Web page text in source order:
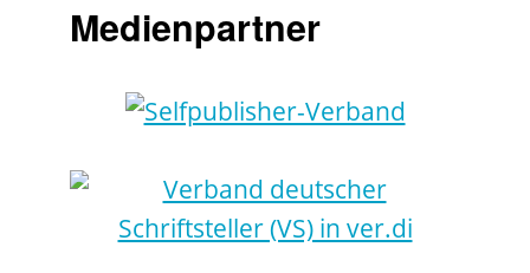
Medienpartner